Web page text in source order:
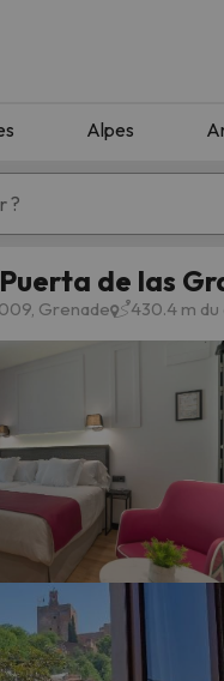
Alpes
Séjours montagne
trouvé de résultats
se soit égaré.
de las
Grenade 430.4 m